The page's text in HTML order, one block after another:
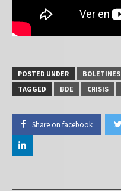
POSTED UNDER BOLETINES
TAGGED
BDE CRISIS
Share on facebook